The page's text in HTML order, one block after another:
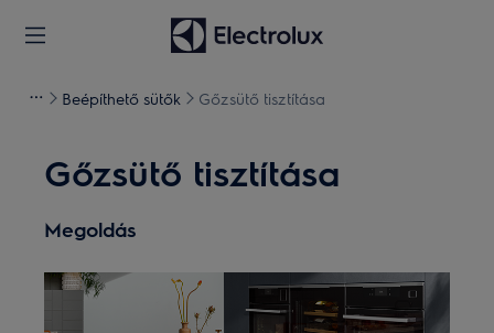
Beépíthető sütők Gőzsütő tisztítása
Gőzsütő tisztítása
Megoldás